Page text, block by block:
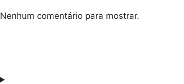
Nenhum comentário para mostrar.